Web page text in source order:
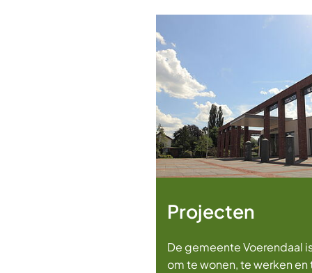
Projecten
De gemeente Voerendaal
om te wonen, te werken